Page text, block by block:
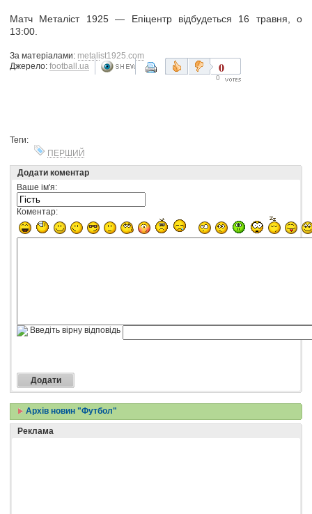
Матч Металіст 1925 — Епіцентр відбудеться 16 травня, о
13:00.
За матеріалами: metalist1925.com
Джерело: football.ua 0
0
Теги:
ПЕРШИЙ
Додати коментар
Ваше ім'я:
Коментар:
Введіть вірну відповідь
Архів новин "Футбол"
Реклама